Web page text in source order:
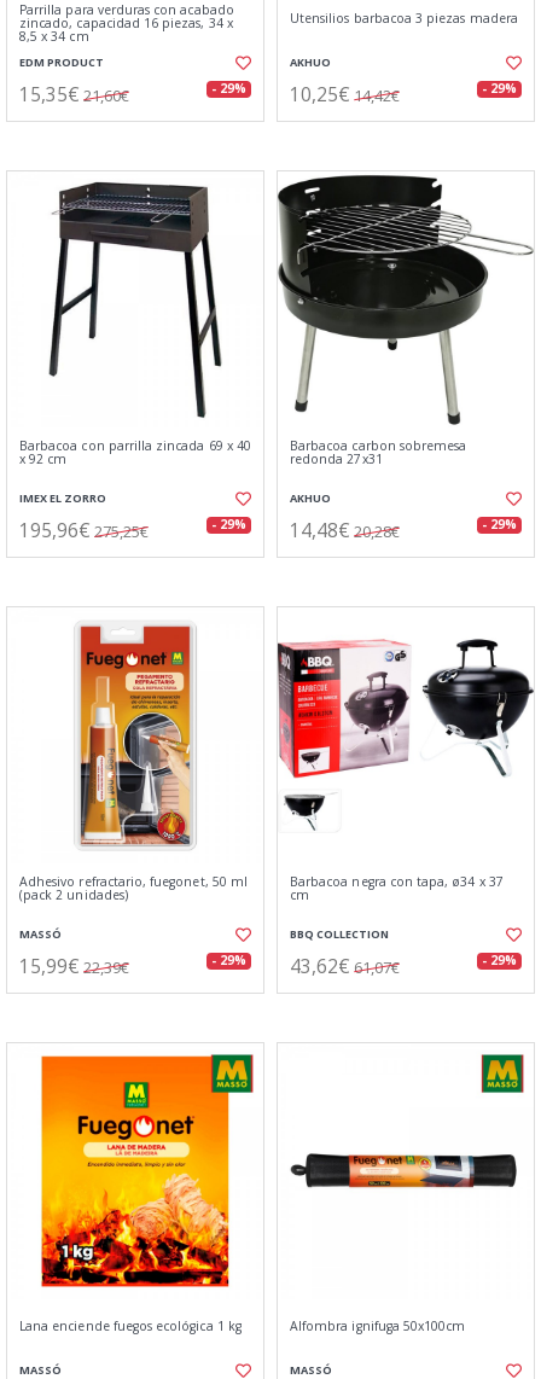
Parrilla para verduras con acabado
zincado, capacidad 16 piezas, 34 x
8,5 x 34 cm
EDM PRODUCT
15,35€ 21,60€ - 29%
Utensilios barbacoa 3 piezas madera
AKHUO
10,25€ 14,42€ - 29%
Barbacoa con parrilla zincada 69 x 40
x 92 cm
IMEX EL ZORRO
195,96€ 275,25€ - 29%
Barbacoa carbon sobremesa
redonda 27x31
AKHUO
14,48€ 20,28€ - 29%
Adhesivo refractario, fuegonet, 50 ml
(pack 2 unidades)
MASSÓ
15,99€ 22,39€ - 29%
Barbacoa negra con tapa, ø34 x 37
cm
BBQ COLLECTION
43,62€ 61,07€ - 29%
Lana enciende fuegos ecológica 1 kg
MASSÓ
Alfombra ignifuga 50x100cm
MASSÓ